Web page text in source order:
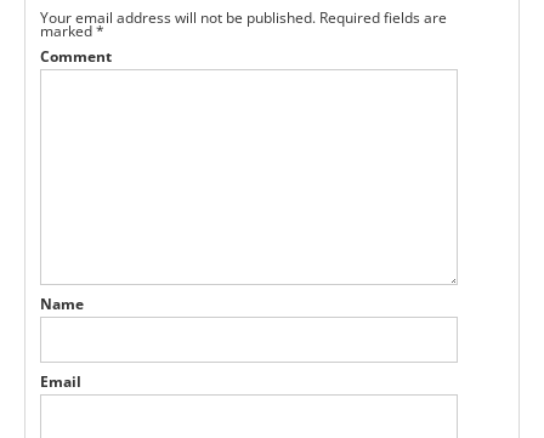
Your email address will not be published. Required fields are
marked*
Comment
Name
Email